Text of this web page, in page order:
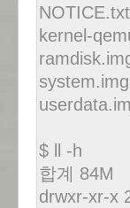
kernel-
$ ll -h
합계 84M
drwxr-xr-x